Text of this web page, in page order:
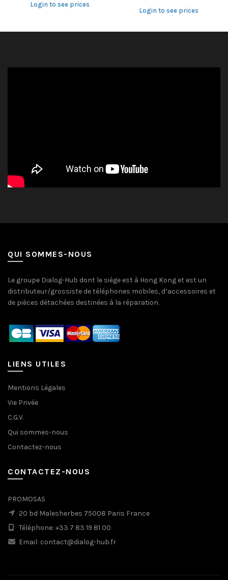
Login to see prices
Login to see prices
QUI SOMMES-NOUS
Le groupe Dialog-Hub dont le siège est à Hong Kong et est un
distributeur/grossiste de téléphones mobiles, d’accessoires et
de pièces détachées destinées à la réparation.
LIENS UTILES
Mentions Légales
Vie Privée
C.G.V.
Qui sommes-nous
Contactez-nous
CONTACTEZ-NOUS
PROMOSAS
20 bd Malesherbes 75008 Paris France
Téléphone: +33 7 83 19 81 00
Email: contact@dialog-hub.fr